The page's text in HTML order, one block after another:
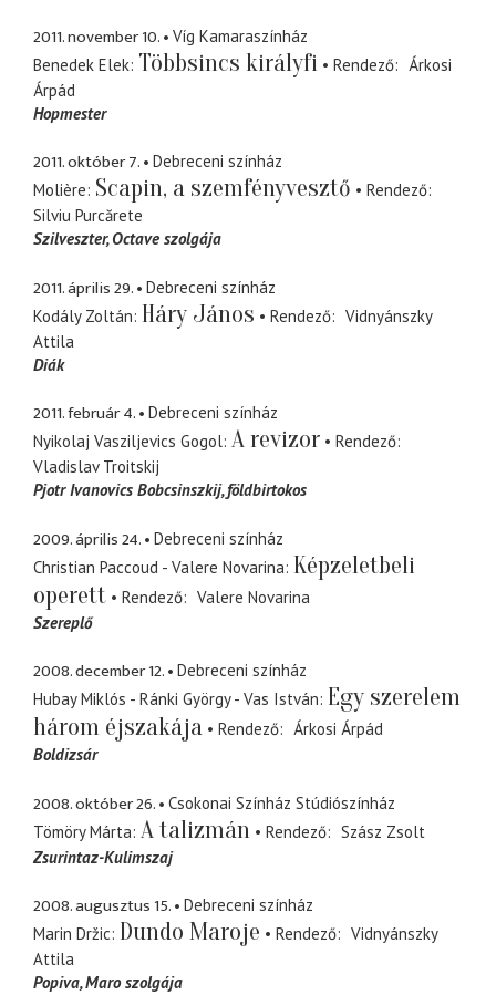
2011. november 10.
Víg Kamaraszínház
Benedek Elek Többsincs királyfi Rendező
Árkosi
Árpád
Hopmester
2011. október 7.
Debreceni színház
Molière Scapin, a szemfényvesztő
Rendező
Silviu Purcărete
Szilveszter Octave szolgája
2011. április 29.
Debreceni színház
Kodály Zoltán Háry János Rendező
Vidnyánszky
Attila
Diák
2011. február 4.
Debreceni színház
Nyikolaj Vasziljevics Gogol A revizor
Rendező
Vladislav Troitskij
Pjotr Ivanovics Bobcsinszkij földbirtokos
2009. április 24.
Debreceni színház
Christian Paccoud - Valere Novarina Képzeletbeli
operett
Rendező
Valere Novarina
Szereplő
2008. december 12.
Debreceni színház
Hubay Miklós - Ránki György - Vas István Egy szerelem
három éjszakája
Rendező
Árkosi Árpád
Boldizsár
2008. október 26.
Csokonai Színház Stúdiószínház
Tömöry Márta A talizmán Rendező
Szász Zsolt
Zsurintaz-Kulimszaj
2008. augusztus 15.
Debreceni színház
Marin Držic Dundo Maroje Rendező
Vidnyánszky
Attila
Popiva Maro szolgája